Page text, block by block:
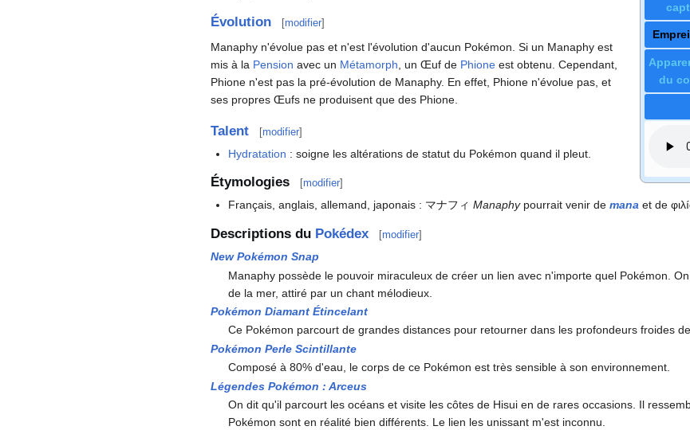
du
Évolution [modifier]
Manaphy n'évolue pas et n'est l'évolution d'aucun Pokémon. Si un Manaphy est
mis à la Pension avec un Métamorph , un Œuf de Phione est obtenu. Cependant,
Phione n'est pas la pré-évolution de Manaphy. En effet, Phione n'évolue pas, et
ses propres Œufs ne produisent que des Phione.
Talent [modifier]
Hydratation : soigne les altérations de statut du Pokémon quand il pleut.
Étymologies [modifier]
Français, anglais, allemand, japonais : マナフィManaphypourrait venir demana et de
Descriptions du Pokédex [modifier]
New Pokémon Snap
Manaphy possède le pouvoir miraculeux de créer un lien avec n'importe quel Pokémon.
de la mer, attiré par un chant mélodieux.
Pokémon Diamant Étincelant
Ce Pokémon parcourt de grandes distances pour retourner dans les profondeurs froides
Pokémon Perle Scintillante
Composé à 80% d'eau, le corps de ce Pokémon est très sensible à son environnement.
Légendes Pokémon : Arceus
On dit qu'il parcourt les océans et visite les côtes de Hisui en de rares occasions. Il
Pokémon sont en réalité bien différents. Le lien les unissant m'est inconnu.